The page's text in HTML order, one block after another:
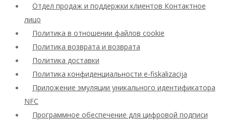
Отдел продаж и поддержки клиентов Контактное
лицо
Политика в отношении файлов cookie
Политика возврата и возврата
Политика доставки
Политика конфиденциальности e-fiskalizacija
Приложение эмуляции уникального идентификатора
NFC
Программное обеспечение для цифровой подписи